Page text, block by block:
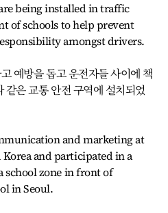
being installed in traffic
of schools to help prevent
amongst drivers.
예방을 돕고 운전자들 사이에 책
같은 교통 안전 구역에 설치되었
and marketing at
Korea and participated in a
school zone in front of
in Seoul.